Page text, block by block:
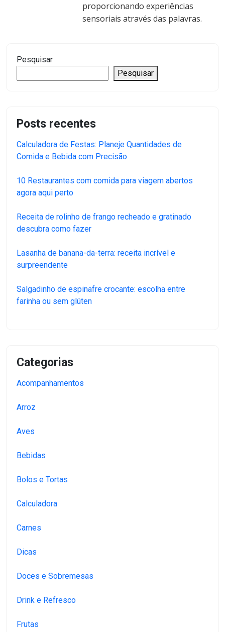
proporcionando experiências
sensoriais através das palavras.
Pesquisar
Pesquisar
Posts recentes
Calculadora de Festas: Planeje Quantidades de
Comida e Bebida com Precisão
10 Restaurantes com comida para viagem abertos
agora aqui perto
Receita de rolinho de frango recheado e gratinado
descubra como fazer
Lasanha de banana-da-terra: receita incrível e
surpreendente
Salgadinho de espinafre crocante: escolha entre
farinha ou sem glúten
Categorias
Acompanhamentos
Arroz
Aves
Bebidas
Bolos e Tortas
Calculadora
Carnes
Dicas
Doces e Sobremesas
Drink e Refresco
Frutas